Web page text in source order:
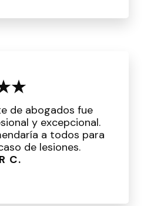
de abogados fue
y excepcional.
a todos para
de lesiones.
C.